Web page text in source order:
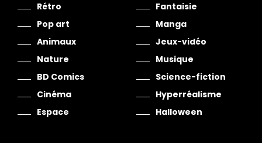
Rétro
Pop art
Animaux
Nature
BD Comics
Cinéma
Espace
Fantaisie
Manga
Jeux-vidéo
Musique
Science-fiction
Hyperréalisme
Halloween